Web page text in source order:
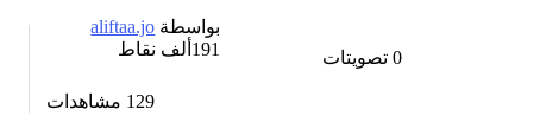
بواسطة aliftaa.jo
191ألف
نقاط
0تصويتات
129 مشاهدات